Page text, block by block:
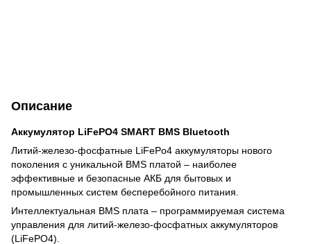
Описание
Аккумулятор LiFePO4 SMART BMS Bluetooth
Литий-железо-фосфатные LiFePo4 аккумуляторы нового
поколения с уникальной BMS платой – наиболее
эффективные и безопасные АКБ для бытовых и
промышленных систем бесперебойного питания.
Интеллектуальная BMS плата – программируемая система
управления для литий-железо-фосфатных аккумуляторов
(LiFePO4).